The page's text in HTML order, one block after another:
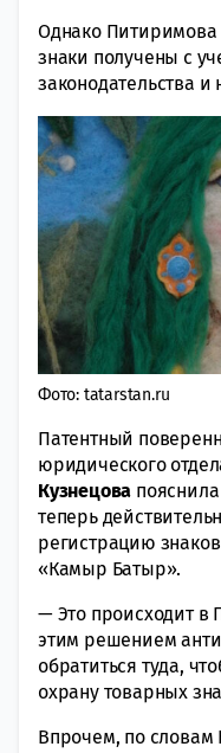
Однако Питиримова
знаки получены с
законодательства
Фото: tatarstan.ru
Патентный
юридического
Кузнецова
теперь
регистрацию
«Камыр Батыр».
— Это происходит в
этим решением
обратиться туда,
охрану товарных
Впрочем, по словам